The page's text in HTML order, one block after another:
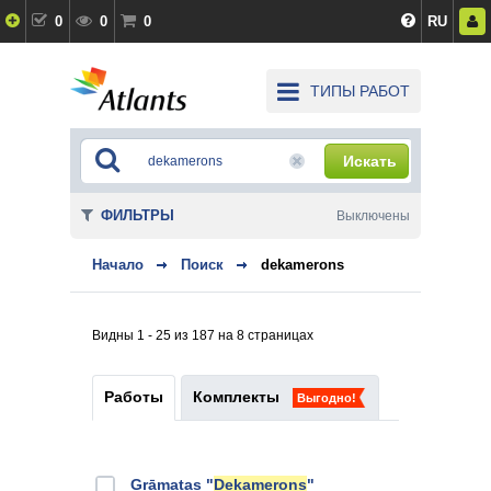
0 0 0 RU
ТИПЫ РАБОТ
Искать
Начало Поиск dekamerons
Видны 1 - 25 из 187 на 8 страницах
Работы Комплекты Выгодно!
Grāmatas "Dekamerons"
ФИЛЬТРЫ Выключены